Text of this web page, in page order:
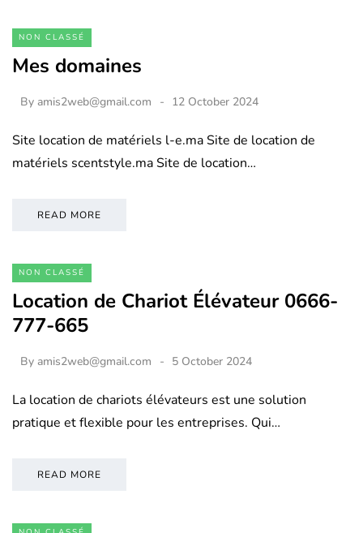
NON CLASSÉ
Mes domaines
By amis2web@gmail.com 12 October 2024
Site location de matériels l-e.ma Site de location de
matériels scentstyle.ma Site de location…
READ MORE
NON CLASSÉ
Location de Chariot Élévateur 0666-
777-665
By amis2web@gmail.com 5 October 2024
La location de chariots élévateurs est une solution
pratique et flexible pour les entreprises. Qui…
READ MORE